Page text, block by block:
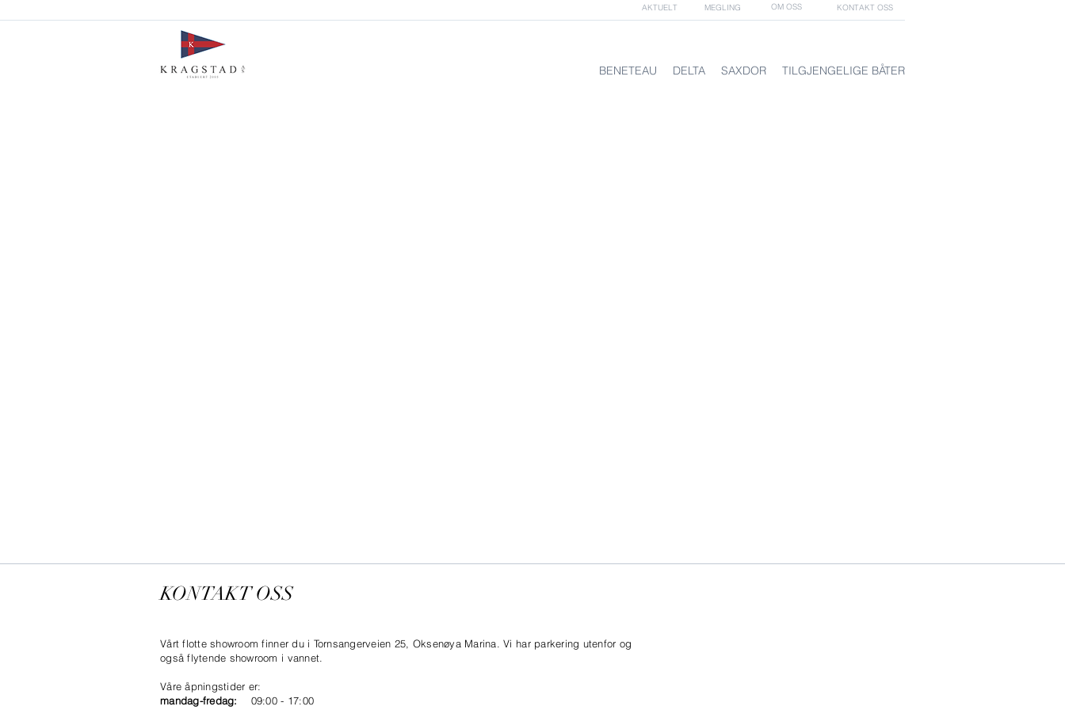
AKTUELT MEGLING OM OSS KONTAKT OSS
BENETEAU DELTA SAXDOR TILGJENGELIGE BÅTER
KONTAKT OSS
Vårt flotte showroom finner du i Tornsangerveien 25, Oksenøya Marina. Vi har parkering utenfor og
også flytende showroom i vannet.
Våre åpningstider er:
mandag-fredag:
09:00 - 17:00